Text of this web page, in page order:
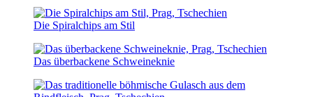
Die Spiralchips am Stil
Das überbackene Schweineknie